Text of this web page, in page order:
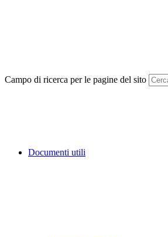
Campo di ricerca per le pagine del sito
Documenti utili